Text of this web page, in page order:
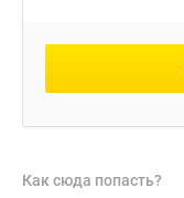
Как сюда попасть?